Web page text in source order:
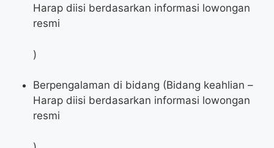
Harap diisi berdasarkan informasi lowongan
resmi
)
Berpengalaman di bidang (Bidang keahlian –
Harap diisi berdasarkan informasi lowongan
resmi